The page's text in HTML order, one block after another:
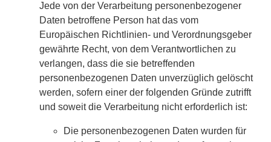
Jede von der Verarbeitung personenbezogener
Daten betroffene Person hat das vom
Europäischen Richtlinien- und Verordnungsgeber
gewährte Recht, von dem Verantwortlichen zu
verlangen, dass die sie betreffenden
personenbezogenen Daten unverzüglich gelöscht
werden, sofern einer der folgenden Gründe zutrifft
und soweit die Verarbeitung nicht erforderlich ist:
Die personenbezogenen Daten wurden für